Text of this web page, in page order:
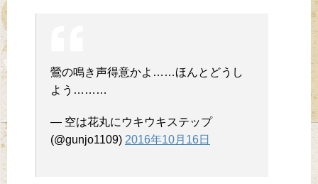
鶯の鳴き声得意かよ……ほんとどうし
よう………
— 空は花丸にウキウキステップ
(@gunjo1109) 2016年10月16日